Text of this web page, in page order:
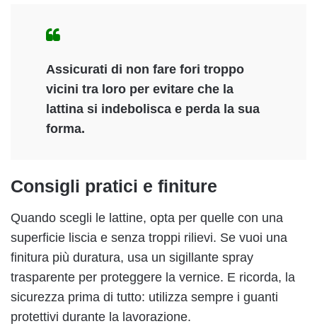
Assicurati di non fare fori troppo
vicini tra loro per evitare che la
lattina si indebolisca e perda la sua
forma.
Consigli pratici e finiture
Quando scegli le lattine, opta per quelle con una
superficie liscia e senza troppi rilievi. Se vuoi una
finitura più duratura, usa un sigillante spray
trasparente per proteggere la vernice. E ricorda, la
sicurezza prima di tutto: utilizza sempre i guanti
protettivi durante la lavorazione.